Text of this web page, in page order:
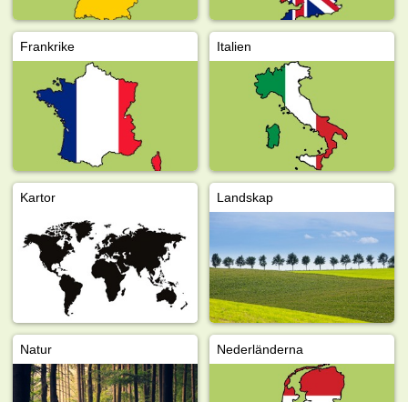
Frankrike Italien
Kartor Landskap
Natur Nederländerna